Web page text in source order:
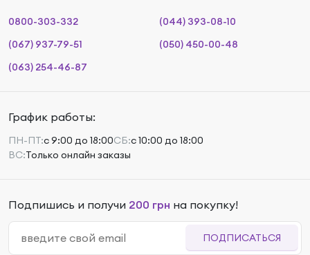
0800-303-332
(044) 393-08-10
(067) 937-79-51
(050) 450-00-48
(063) 254-46-87
График работы:
ПН-ПТ:с 9:00 до 18:00СБ:с 10:00 до 18:00
ВС:Только онлайн заказы
Подпишись и получи 200 грн на покупку!
ПОДПИСАТЬСЯ